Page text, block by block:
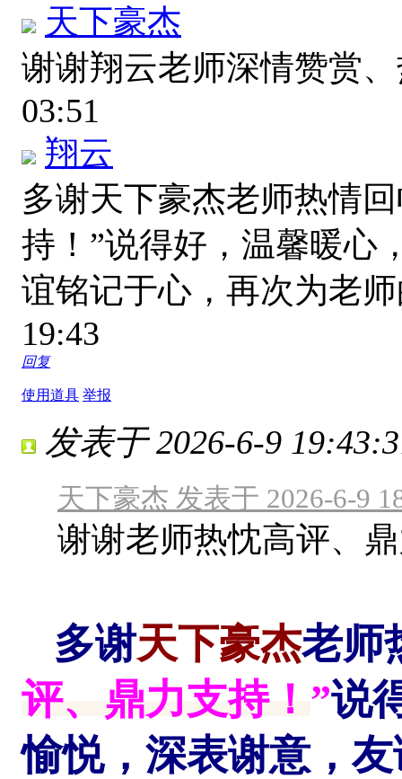
天下豪杰
谢谢翔云老师深情赞赏
03:51
翔云
多谢天下豪杰老师热情
持！”说得好，温馨暖心
谊铭记于心，再次为老
19:43
回复
使用道具 举报
发表于 2026-6-9
天下豪杰 发表于 2026-6-9
谢谢老师热忱高评、
多谢天下豪杰老师
评、鼎力支持！ ”说
愉悦，深表谢意，